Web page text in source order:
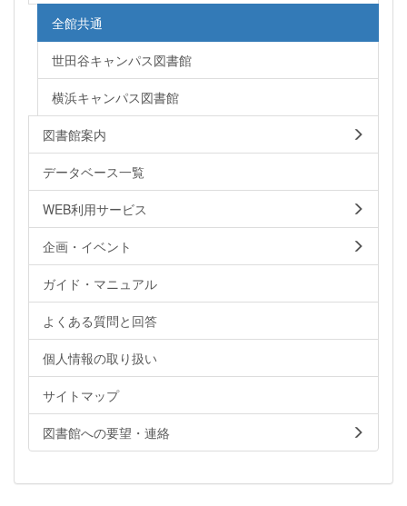
全館共通
世田谷キャンパス図書館
横浜キャンパス図書館
図書館案内
データベース一覧
WEB利用サービス
企画・イベント
ガイド・マニュアル
よくある質問と回答
個人情報の取り扱い
サイトマップ
図書館への要望・連絡